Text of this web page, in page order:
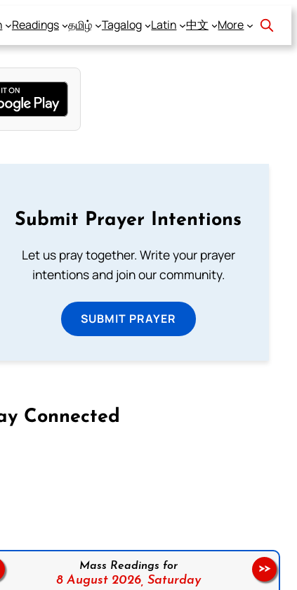
Readings தமிழ் Tagalog Latin 中文 More
Submit Prayer Intentions
Let us pray together. Write your prayer
intentions and join our community.
SUBMIT PRAYER
Connected
Mass Readings for
8 August 2026, Saturday
>>